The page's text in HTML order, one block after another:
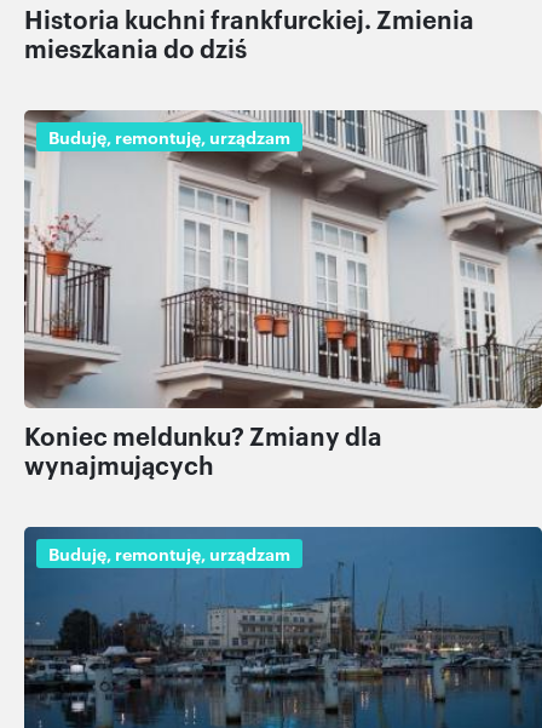
Historia kuchni frankfurckiej. Zmienia
mieszkania do dziś
Buduję, remontuję, urządzam
Koniec meldunku? Zmiany dla
wynajmujących
Buduję, remontuję, urządzam